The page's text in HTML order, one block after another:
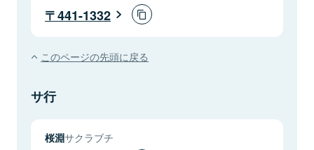
441-1332
このページの先頭に戻る
サ行
桜淵サクラブチ